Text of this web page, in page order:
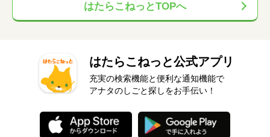
はたらこねっとTOPへ
はたらこねっと公式アプリ
充実の検索機能と便利な通知機能で
アナタのしごと探しをお手伝い！